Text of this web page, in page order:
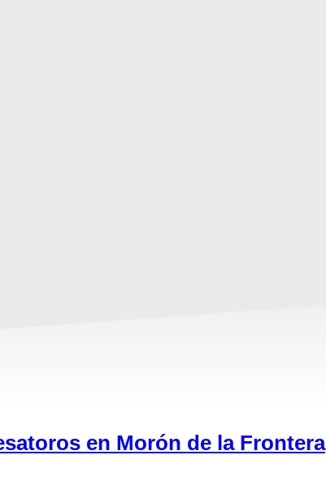
en Morón de la Frontera